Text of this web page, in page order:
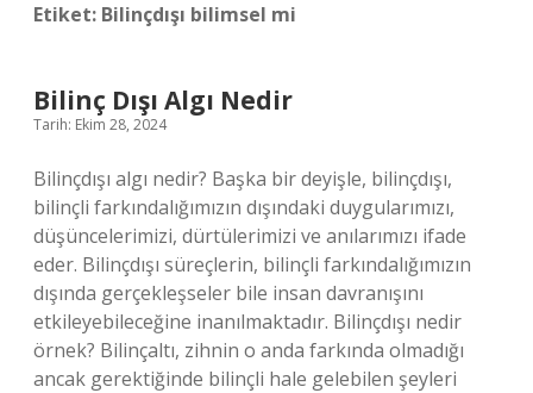
Etiket: Bilinçdışı bilimsel mi
Bilinç Dışı Algı Nedir
Tarih: Ekim 28, 2024
Bilinçdışı algı nedir? Başka bir deyişle, bilinçdışı,
bilinçli farkındalığımızın dışındaki duygularımızı,
düşüncelerimizi, dürtülerimizi ve anılarımızı ifade
eder. Bilinçdışı süreçlerin, bilinçli farkındalığımızın
dışında gerçekleşseler bile insan davranışını
etkileyebileceğine inanılmaktadır. Bilinçdışı nedir
örnek? Bilinçaltı, zihnin o anda farkında olmadığı
ancak gerektiğinde bilinçli hale gelebilen şeyleri